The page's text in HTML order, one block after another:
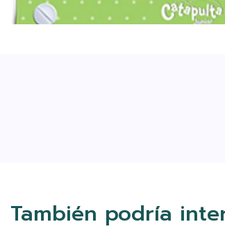
También podría